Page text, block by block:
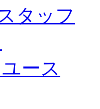
タッフ
ース